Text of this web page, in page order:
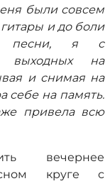
были совсем
и до боли
песни, я с
выходных на
и снимая на
себе на память.
привела всю
вечернее
круге с